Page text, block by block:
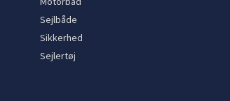
Sejlbåde
Sikkerhed
Sejlertøj